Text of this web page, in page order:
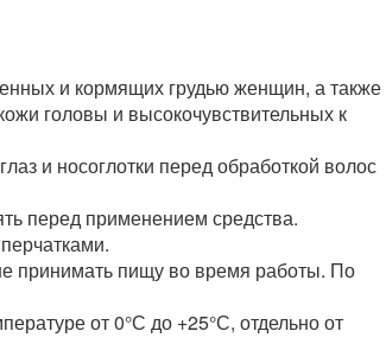
и кормящих грудью женщин, а также
головы и высокочувствительных к
и носоглотки перед обработкой волос
перед применением средства.
принимать пищу во время работы. По
от 0°С до +25°С, отдельно от